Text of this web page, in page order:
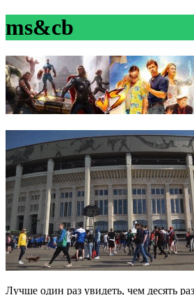
ms&cb
Лучше один раз увидеть, чем десять